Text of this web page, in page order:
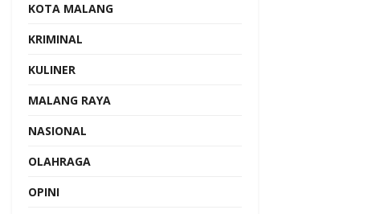
KOTA MALANG
KRIMINAL
KULINER
MALANG RAYA
NASIONAL
OLAHRAGA
OPINI